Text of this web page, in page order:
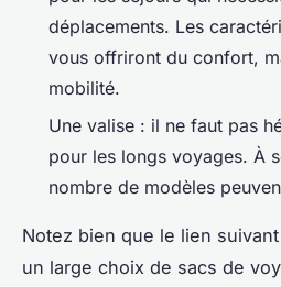
déplacements. Les
vous offriront du confort,
mobilité.
Une valise : il ne faut pas
pour les longs voyages. À
nombre de modèles
Notez bien que le lien
un large choix de sacs de